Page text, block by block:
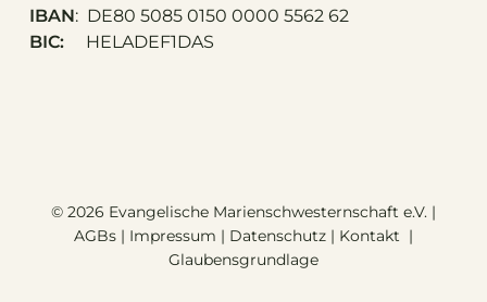
IBAN: DE80 5085 0150 0000 5562 62
BIC:HELADEF1DAS
© 2026 Evangelische Marienschwesternschaft e.V. |
AGBs| Impressum | Datenschutz| Kontakt |
Glaubensgrundlage